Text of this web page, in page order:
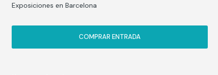
Exposiciones en Barcelona
COMPRAR ENTRADA